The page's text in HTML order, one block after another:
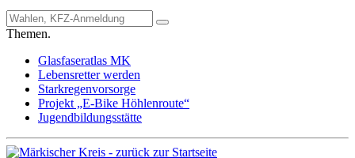
Themen.
Glasfaseratlas MK
Lebensretter werden
Starkregenvorsorge
Projekt „E-Bike Höhlenroute“
Jugendbildungsstätte